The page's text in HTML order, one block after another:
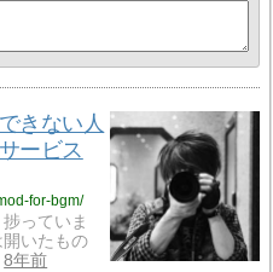
きない人
ービス
for-bgm/
っていま
いたもの
8年前